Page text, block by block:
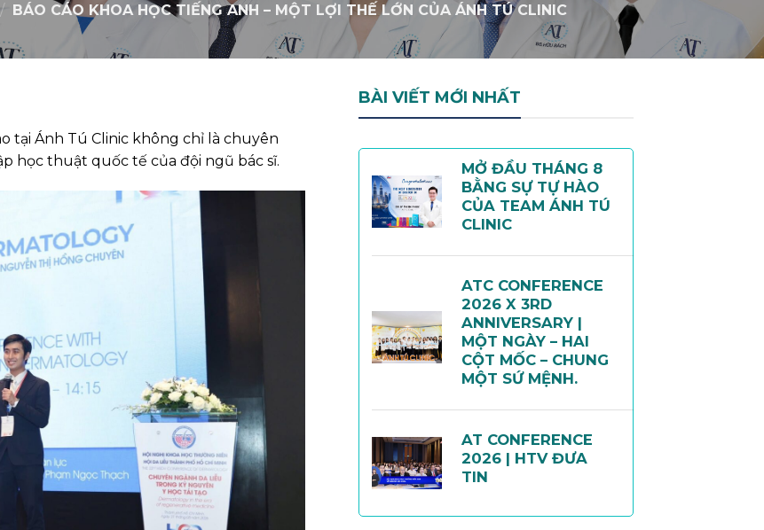
BÁO CÁO KHOA HỌC TIẾNG ANH – MỘT LỢI THẾ LỚN CỦA ÁNH TÚ CLINIC
tại Ánh Tú Clinic không chỉ là chuyên
học thuật quốc tế của đội ngũ bác sĩ.
BÀI VIẾT MỚI NHẤT
MỞ ĐẦU THÁNG 8
BẰNG SỰ TỰ HÀO
CỦA TEAM ÁNH TÚ
CLINIC
ATC CONFERENCE
2026 X 3RD
ANNIVERSARY |
MỘT NGÀY – HAI
CỘT MỐC – CHUNG
MỘT SỨ MỆNH.
AT CONFERENCE
2026 | HTV ĐƯA
TIN